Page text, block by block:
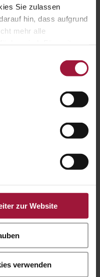
Sie zulassen
hin, dass aufgrund
mehr alle
Policy.
zur Website
verwenden